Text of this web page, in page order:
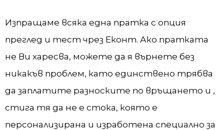
Изпращаме всяка една пратка с опция
преглед и тест чрез Еконт. Ако пратката
не Ви харесва, можете да я върнете без
никакъв проблем, като единствено трябва
да заплатите разноските по връщането и ,
стига тя да не e стока, която е
персонализирана и изработена специално за